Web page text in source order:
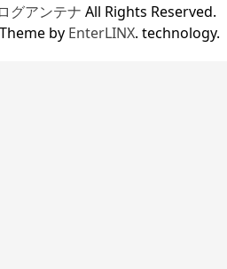
グアンテナ All Rights Reserved.
by EnterLINX. technology.